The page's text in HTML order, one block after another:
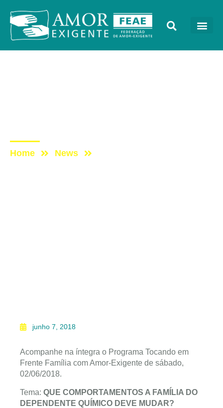
Home News
junho 7, 2018
Acompanhe na íntegra o Programa Tocando em
Frente Família com Amor-Exigente de sábado,
02/06/2018.
Tema: QUE COMPORTAMENTOS A FAMÍLIA DO
DEPENDENTE QUÍMICO DEVE MUDAR?